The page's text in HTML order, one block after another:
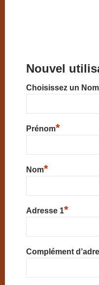
Nouvel
Choisissez un
Prénom*
Nom*
Adresse 1*
Complément